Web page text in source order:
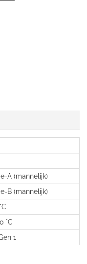
A (mannelijk)
B (mannelijk)
°C
1